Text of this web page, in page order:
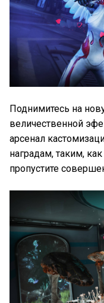
Поднимитесь на
величественной
арсенал
наградам, таким,
пропустите